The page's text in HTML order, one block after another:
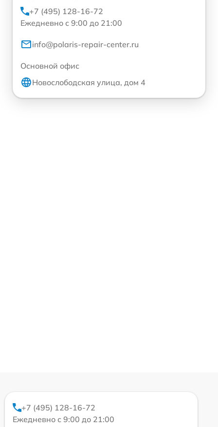
+7 (495) 128-16-72
Ежедневно с 9:00 до 21:00
info@polaris-repair-center.ru
Основной офис
Новослободская улица, дом 4
+7 (495) 128-16-72
Ежедневно с 9:00 до 21:00